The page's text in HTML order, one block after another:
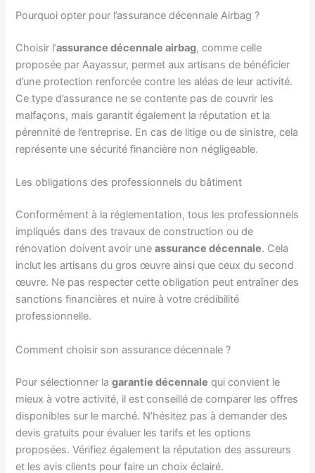
Pourquoi opter pour l’assurance décennale Airbag ?
Choisir l’assurance décennale airbag, comme celle
proposée par Aayassur, permet aux artisans de bénéficier
d’une protection renforcée contre les aléas de leur activité.
Ce type d’assurance ne se contente pas de couvrir les
malfaçons, mais garantit également la réputation et la
pérennité de l’entreprise. En cas de litige ou de sinistre, cela
représente une sécurité financière non négligeable.
Les obligations des professionnels du bâtiment
Conformément à la réglementation, tous les professionnels
impliqués dans des travaux de construction ou de
rénovation doivent avoir uneassurance décennale. Cela
inclut les artisans du gros œuvre ainsi que ceux du second
œuvre. Ne pas respecter cette obligation peut entraîner des
sanctions financières et nuire à votre crédibilité
professionnelle.
Comment choisir son assurance décennale ?
Pour sélectionner lagarantie décennale qui convient le
mieux à votre activité, il est conseillé de comparer les offres
disponibles sur le marché. N’hésitez pas à demander des
devis gratuits pour évaluer les tarifs et les options
proposées. Vérifiez également la réputation des assureurs
et les avis clients pour faire un choix éclairé.